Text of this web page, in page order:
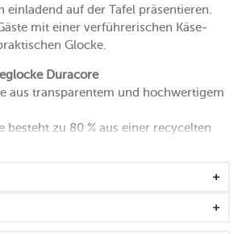
einladend auf der Tafel präsentieren.
mit einer verführerischen Käse-
Glocke.
Duracore
aus transparentem und hochwertigem
besteht zu 80 % aus einer recycelten
und langlebig